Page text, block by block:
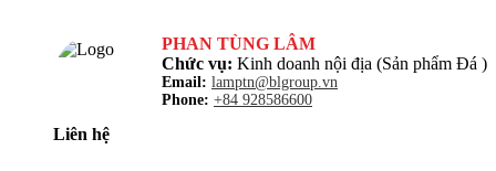
PHAN TÙNG LÂM
Chức vụ: Kinh doanh nội địa (Sản phẩm Đá )
Email: lamptn@blgroup.vn
Phone: +84 928586600
Liên hệ